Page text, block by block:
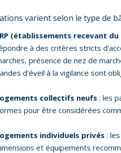
varient selon le type de
(établissements recevant
à des critères stricts
présence de nez de
d’éveil à la vigilance sont
collectifs neufs : les
pour être considérées
individuels privés :
et équipements